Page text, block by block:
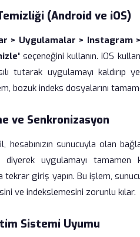
(Android ve iOS)
> Uygulamalar > Instagram
seçeneğini kullanın. iOS
tutarak uygulamayı kaldırıp
bozuk indeks dosyalarını
ve Senkronizasyon
sunucuyla olan
diyerek uygulamayı tamamen
tekrar giriş yapın. Bu işlem,
ve indekslemesini zorunlu kılar.
Sistemi Uyumu